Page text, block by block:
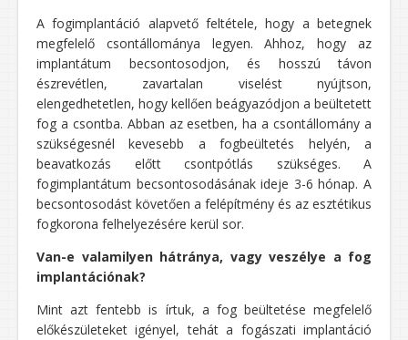
A fogimplantáció alapvető feltétele, hogy a betegnek
megfelelő csontállománya legyen. Ahhoz, hogy az
implantátum becsontosodjon, és hosszú távon
észrevétlen, zavartalan viselést nyújtson,
elengedhetetlen, hogy kellően beágyazódjon a beültetett
fog a csontba. Abban az esetben, ha a csontállomány a
szükségesnél kevesebb a fogbeültetés helyén, a
beavatkozás előtt csontpótlás szükséges. A
fogimplantátum becsontosodásának ideje 3-6 hónap. A
becsontosodást követően a felépítmény és az esztétikus
fogkorona felhelyezésére kerül sor.
Van-e valamilyen hátránya, vagy veszélye a fog
implantációnak?
Mint azt fentebb is írtuk, a fog beültetése megfelelő
előkészületeket igényel, tehát a fogászati implantáció